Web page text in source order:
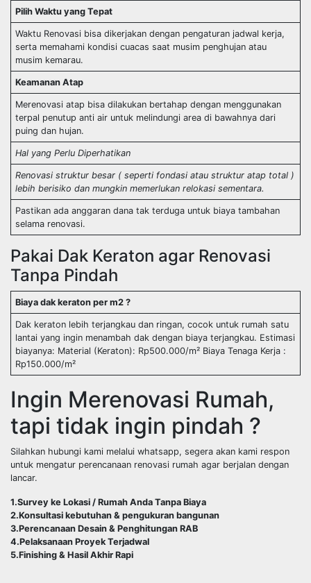
Pilih Waktu yang Tepat
Waktu Renovasi bisa dikerjakan dengan pengaturan jadwal kerja,
serta memahami kondisi cuacas saat musim penghujan atau
musim kemarau.
Keamanan Atap
Merenovasi atap bisa dilakukan bertahap dengan menggunakan
terpal penutup anti air untuk melindungi area di bawahnya dari
puing dan hujan.
Hal yang Perlu Diperhatikan
Renovasi struktur besar ( seperti fondasi atau struktur atap total )
lebih berisiko dan mungkin memerlukan relokasi sementara.
Pastikan ada anggaran dana tak terduga untuk biaya tambahan
selama renovasi.
Pakai Dak Keraton agar Renovasi
Tanpa Pindah
Biaya dak keraton per m2 ?
Dak keraton lebih terjangkau dan ringan, cocok untuk rumah satu
lantai yang ingin menambah dak dengan biaya terjangkau. Estimasi
biayanya: Material (Keraton): Rp500.000/m² Biaya Tenaga Kerja :
Rp150.000/m²
Ingin Merenovasi Rumah,
tapi tidak ingin pindah ?
Silahkan hubungi kami melalui whatsapp, segera akan kami respon
untuk mengatur perencanaan renovasi rumah agar berjalan dengan
lancar.
1.Survey ke Lokasi / Rumah Anda Tanpa Biaya
2.Konsultasi kebutuhan & pengukuran bangunan
3.Perencanaan Desain & Penghitungan RAB
4.Pelaksanaan Proyek Terjadwal
5.Finishing & Hasil Akhir Rapi